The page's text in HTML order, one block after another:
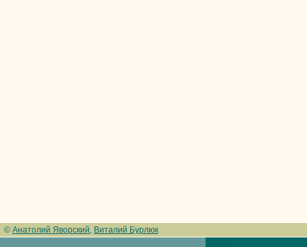
© Анатолий Яворский, Виталий Бурлюк